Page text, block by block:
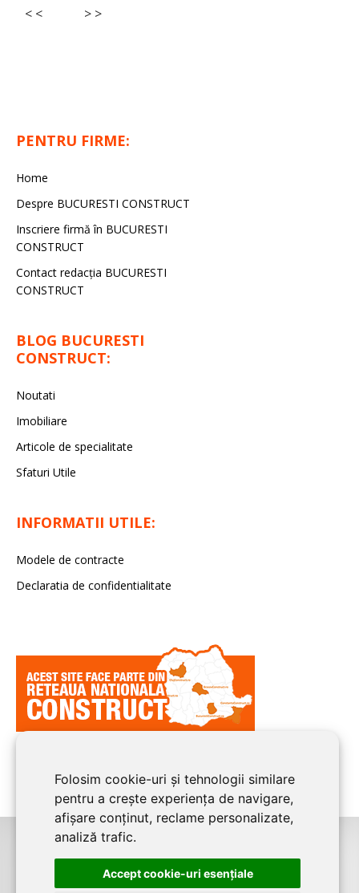
Folosim cookie-uri și tehnologii similare
pentru a crește experiența de navigare,
afișare conținut, reclame personalizate,
analiză trafic.
Accept cookie-uri esenţiale
< < > >
PENTRU FIRME:
Home
Despre BUCURESTI CONSTRUCT
Inscriere firmă în BUCURESTI
CONSTRUCT
Contact redacţia BUCURESTI
CONSTRUCT
BLOG BUCURESTI
CONSTRUCT:
Noutati
Imobiliare
Articole de specialitate
Sfaturi Utile
INFORMATII UTILE:
Modele de contracte
Declaratia de confidentialitate
pentru firme. Proiect digital dezvoltat deLIVE COMMUNICATIONS SRL